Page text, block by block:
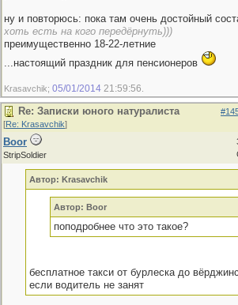
ну и повторюсь: пока там очень достойный
хоть есть на кого передёрнуть)))
преимущественно 18-22-летние
...настоящий праздник для пенсионеров
Krasavchik; 05/01/2014 21:59:56
Re: Записки юного натуралиста
[Re: Krasavchik]
Boor
StripSoldier
Автор: Krasavchik
Автор: Boor
поподробнее что это такое?
бесплатное такси от бурлеска до
если водитель не занят